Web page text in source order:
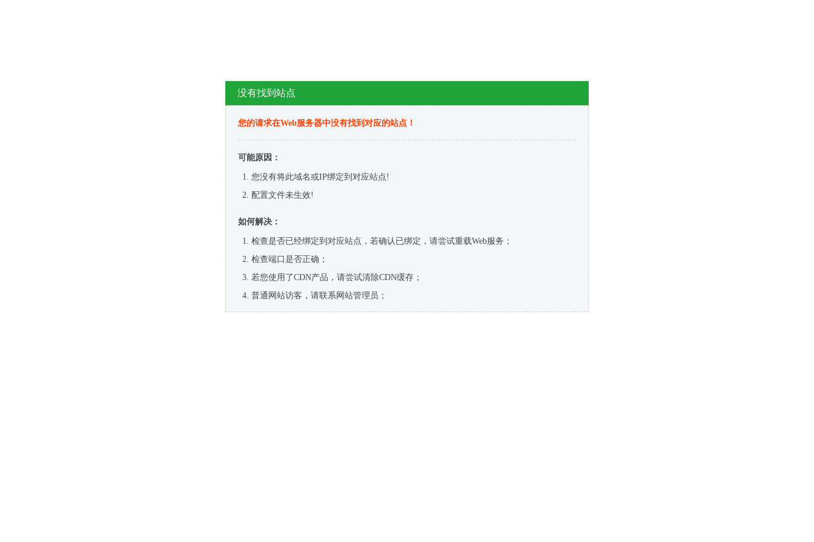
没有找到站点
您的请求在Web服务器中没有找到对应的站点！
可能原因：
您没有将此域名或IP绑定到对应站点!
配置文件未生效!
如何解决：
检查是否已经绑定到对应站点，若确认已绑定，请尝试重载Web服务；
检查端口是否正确；
若您使用了CDN产品，请尝试清除CDN缓存；
普通网站访客，请联系网站管理员；